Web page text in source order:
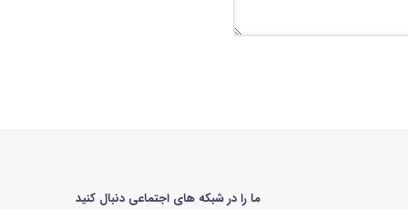
ما را در شبکه های اجتماعی دنبال کنید